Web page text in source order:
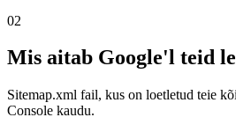
02
Mis aitab Google'l teid
Sitemap.xml fail, kus on loetletud teie
Console kaudu.